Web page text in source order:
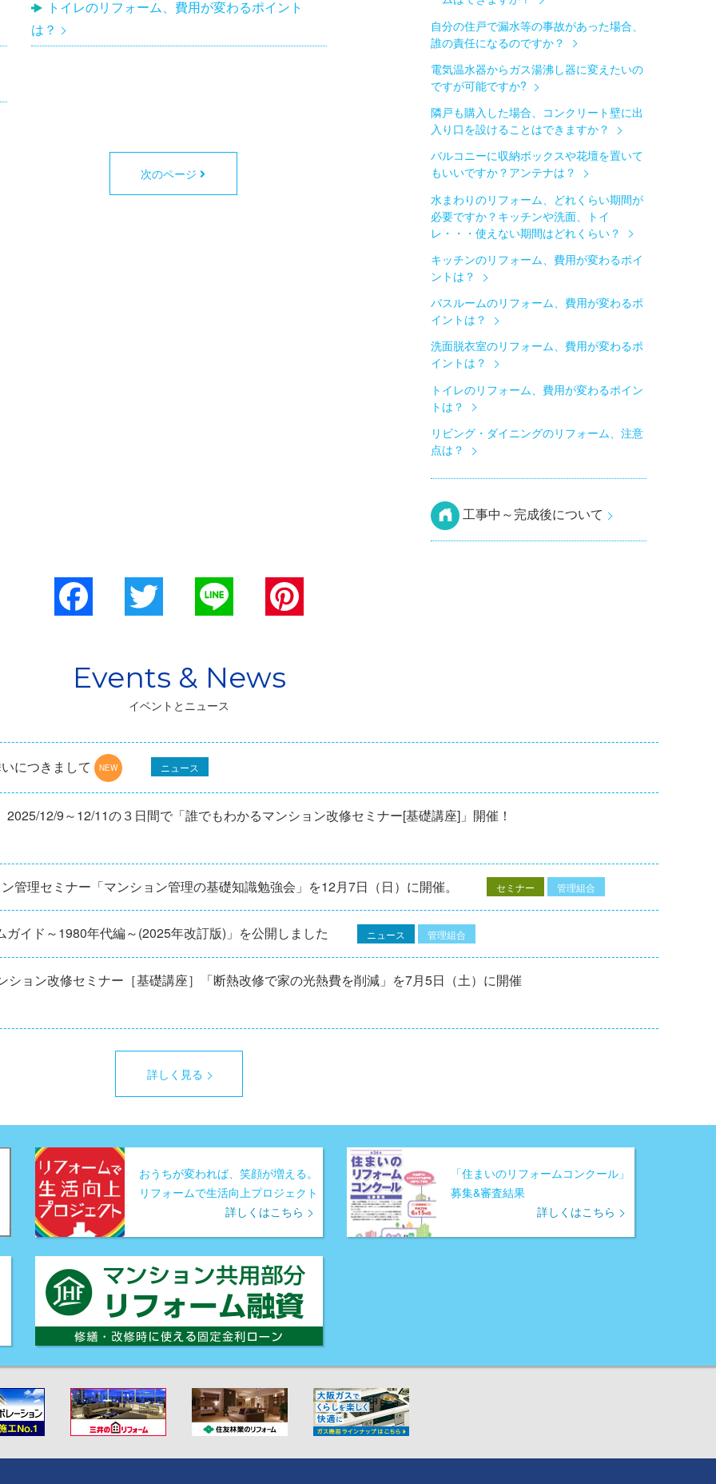
トイレのリフォーム、費用が変わるポイント
は？
次のページ
自分の住戸で漏水等の事故があった場合、
誰の責任になるのですか？
電気温水器からガス湯沸し器に変えたいの
ですが可能ですか?
隣戸も購入した場合、コンクリート壁に出
入り口を設けることはできますか？
バルコニーに収納ボックスや花壇を置いて
もいいですか？アンテナは？
水まわりのリフォーム、どれくらい期間が
必要ですか？キッチンや洗面、トイ
レ・・・使えない期間はどれくらい？
キッチンのリフォーム、費用が変わるポイ
ントは？
バスルームのリフォーム、費用が変わるポ
イントは？
洗面脱衣室のリフォーム、費用が変わるポ
イントは？
トイレのリフォーム、費用が変わるポイン
トは？
リビング・ダイニングのリフォーム、注意
点は？
工事中～完成後について
Facebook
イベントとニュース
につきまして ニュース
2025/12/9～12/11の３日間で「誰でもわかるマンション改修セミナー[基礎講座]」開催！
管理セミナー「マンション管理の基礎知識勉強会」を12⽉7⽇（⽇）に開催。 セミナー 管理組合
ガイド～1980年代編～(2025年改訂版)」を公開しました ニュース 管理組合
ション改修セミナー［基礎講座］「断熱改修で家の光熱費を削減」を7月5日（土）に開催
詳しく見る
おうちが変われば、笑顔が増える。
リフォームで生活向上プロジェクト
詳しくはこちら
「住まいのリフォームコンクール」
募集&審査結果
詳しくはこちら